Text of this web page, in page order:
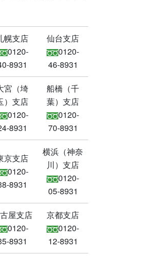
幌支店
0120-
8931
仙台支店
0120-
46-8931
宮（埼
）支店
0120-
8931
船橋（千
葉）支店
0120-
70-8931
京支店
0120-
8931
横浜（神奈
川）支店
0120-
05-8931
屋支店
0120-
8931
京都支店
0120-
12-8931